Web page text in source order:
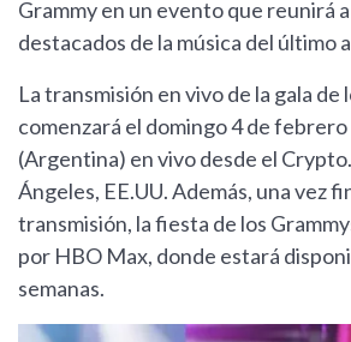
Grammy en un evento que reunirá
destacados de la música del último
La transmisión en vivo de la gala de
comenzará el domingo 4 de febrero
(Argentina) en vivo desde el
Ángeles, EE.UU. Además, una vez
transmisión, la fiesta de los
por HBO Max, donde estará
semanas.